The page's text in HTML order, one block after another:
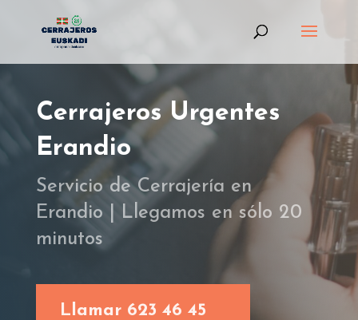
Cerrajeros Urgentes
Erandio
Servicio de Cerrajería en
Erandio | Llegamos en sólo 20
minutos
Llamar 623 46 45